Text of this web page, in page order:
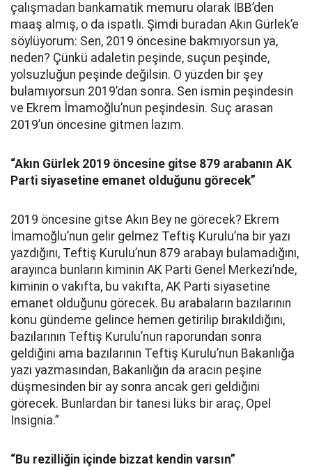
çalışmadan bankamatik memuru olarak İBB’den
maaş almış, o da ispatlı. Şimdi buradan Akın Gürlek’e
söylüyorum: Sen, 2019 öncesine bakmıyorsun ya,
neden? Çünkü adaletin peşinde, suçun peşinde,
yolsuzluğun peşinde değilsin. O yüzden bir şey
bulamıyorsun 2019’dan sonra. Sen ismin peşindesin
ve Ekrem İmamoğlu’nun peşindesin. Suç arasan
2019’un öncesine gitmen lazım.
“Akın Gürlek 2019 öncesine gitse 879 arabanın AK
Parti siyasetine emanet olduğunu görecek”
2019 öncesine gitse Akın Bey ne görecek? Ekrem
İmamoğlu’nun gelir gelmez Teftiş Kurulu’na bir yazı
yazdığını, Teftiş Kurulu’nun 879 arabayı bulamadığını,
arayınca bunların kiminin AK Parti Genel Merkezi’nde,
kiminin o vakıfta, bu vakıfta, AK Parti siyasetine
emanet olduğunu görecek. Bu arabaların bazılarının
konu gündeme gelince hemen getirilip bırakıldığını,
bazılarının Teftiş Kurulu’nun raporundan sonra
geldiğini ama bazılarının Teftiş Kurulu’nun Bakanlığa
yazı yazmasından, Bakanlığın da aracın peşine
düşmesinden bir ay sonra ancak geri geldiğini
görecek. Bunlardan bir tanesi lüks bir araç, Opel
Insignia.”
“Bu rezilliğin içinde bizzat kendin varsın”